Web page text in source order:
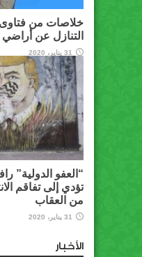
خلاصات من فتاوى
التنازل عن
31 يناير، 2020
“العفو الدولية”
تؤدي إلى تفاقم
من العقاب
31 يناير، 2020
الأخبار